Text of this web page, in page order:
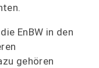
EnBW in den
gehören